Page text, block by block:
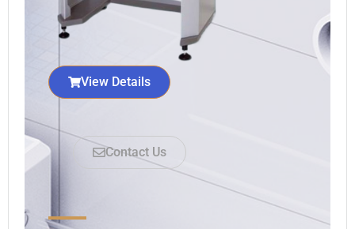
View Details
Contact Us